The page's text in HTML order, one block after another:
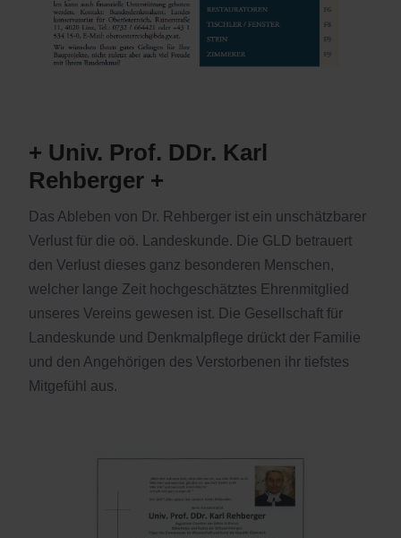
+ Univ. Prof. DDr. Karl
Rehberger +
Das Ableben von Dr. Rehberger ist ein unschätzbarer
Verlust für die oö. Landeskunde. Die GLD betrauert
den Verlust dieses ganz besonderen Menschen,
welcher lange Zeit hochgeschätztes Ehrenmitglied
unseres Vereins gewesen ist. Die Gesellschaft für
Landeskunde und Denkmalpflege drückt der Familie
und den Angehörigen des Verstorbenen ihr tiefstes
Mitgefühl aus.